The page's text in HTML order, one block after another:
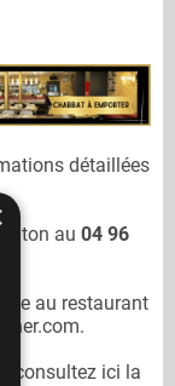
détaillées
au 04 96
au restaurant
consultez ici la